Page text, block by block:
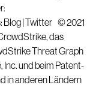
Blog|Twitter © 2021
das
Threat Graph
Inc. und beim Patent-
in anderen Ländern